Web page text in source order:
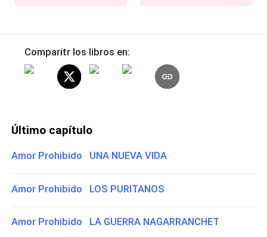
Comparitr los libros en:
Último capítulo
Amor Prohibido UNA NUEVA VIDA
Amor Prohibido LOS PURITANOS
Amor Prohibido LA GUERRA NAGARRANCHET